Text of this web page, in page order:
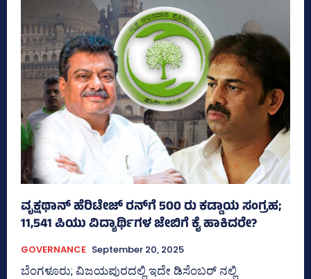
ವೃಕ್ಷಥಾನ್‌ ಹೆರಿಟೇಜ್‌ ರನ್‌ಗೆ 500 ರು ಕಡ್ಡಾಯ ಸಂಗ್ರಹ;
11,541 ಪಿಯು ವಿದ್ಯಾರ್ಥಿಗಳ ಜೇಬಿಗೆ ಕೈ ಹಾಕಿದರೇ?
GOVERNANCE September 20, 2025
ಬೆಂಗಳೂರು; ವಿಜಯಪುರದಲ್ಲಿ ಇದೇ ಡಿಸೆಂಬರ್‍‌ ನಲ್ಲಿ